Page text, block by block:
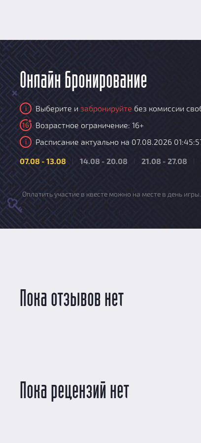
Онлайн бронирование
i Выберите и забронируйте без комиссии
16 Возрастное ограничение: 16+
i Расписание актуально на 07.08.2026
07.08 - 13.08 14.08 - 20.08 21.08 - 27.08
Оплатить участие в квесте можно на месте в день игры.
Пока отзывов нет
Пока рецензий нет